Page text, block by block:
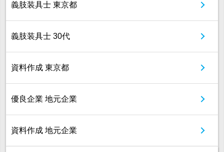
義肢装具士 東京都
義肢装具士 30代
資料作成 東京都
優良企業 地元企業
資料作成 地元企業